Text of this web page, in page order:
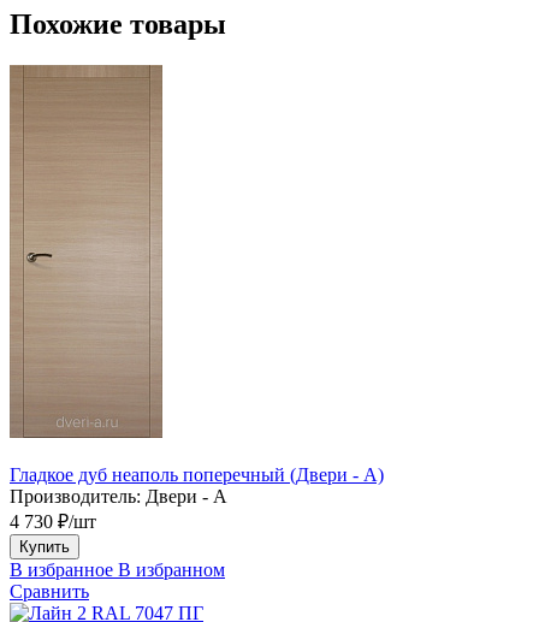
Похожие товары
Гладкое дуб неаполь поперечный (Двери - А)
Производитель: Двери - А
4 730 ₽/шт
Купить
В избранное В избранном
Сравнить